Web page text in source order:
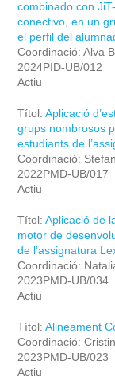
combinado con
conectivo, en un
el perfil del
Coordinació: Alva
2024PID-UB/012
Actiu
Títol: Aplicació
grups nombrosos
estudiants de
Coordinació:
2022PMD-UB/017
Actiu
Títol: Aplicació de
motor de
de l’assignatura
Coordinació:
2023PMD-UB/034
Actiu
Títol: Alineament
Coordinació:
2023PMD-UB/023
Actiu